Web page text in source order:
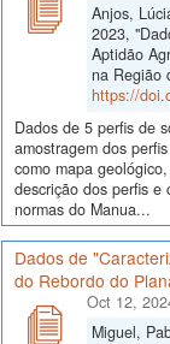
Anjos,
2023,
Aptidão
na Região
https://
Dados de 5 perfis de
amostragem dos
como mapa
descrição dos perfis e
normas do Manua...
Dados de
do Rebordo do
Oct 12,
Miguel,